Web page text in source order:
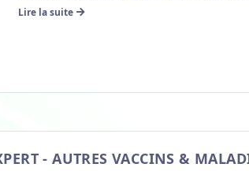
Lire la suite
- AUTRES VACCINS &